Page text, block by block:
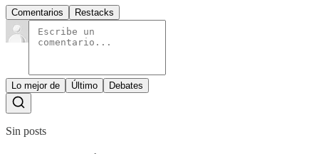
Comentarios Restacks
Lo mejor de Último Debates
Sin posts